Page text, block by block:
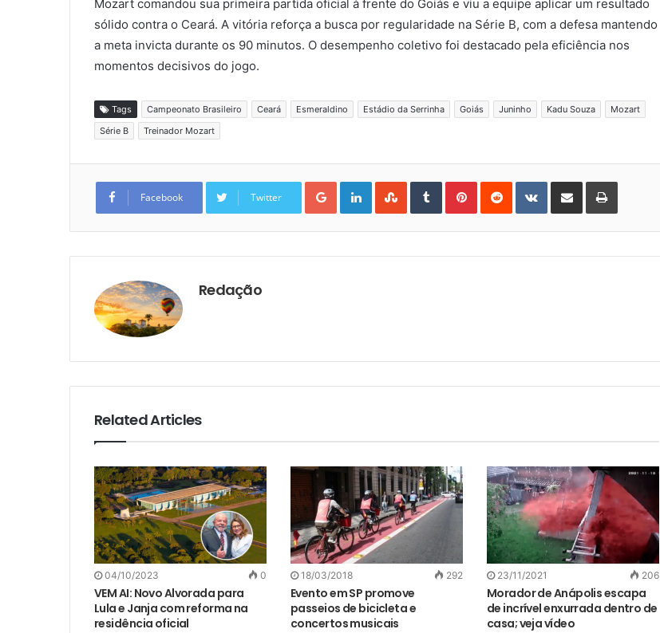
Mozart comandou sua primeira partida oficial à frente do Goiás e viu a equipe aplicar um resultado
sólido contra o Ceará. A vitória reforça a busca por regularidade na Série B, com a defesa mantendo
a meta invicta durante os 90 minutos. O desempenho coletivo foi destacado pela eficiência nos
momentos decisivos do jogo.
Tags Campeonato Brasileiro Ceará Esmeraldino Estádio da Serrinha Goiás Juninho Kadu Souza
Mozart
Série B
Treinador Mozart
Facebook Twitter
Google+LinkedInStumbleUpon
TumblrPinterestReddit VKontakteShare
Email
Print
Redação
Related Articles
04/10/2023 0
VEM AI: Novo Alvorada para
Lula e Janja com reforma na
residência oficial
18/03/2018 292
Evento em SP promove
passeios de bicicleta e
concertos musicais
23/11/2021 206
Morador de Anápolis escapa
de incrível enxurrada dentro de
casa; veja vídeo